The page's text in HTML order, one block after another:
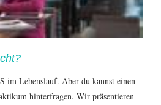
im Lebenslauf. Aber du kannst einen
hinterfragen. Wir präsentieren